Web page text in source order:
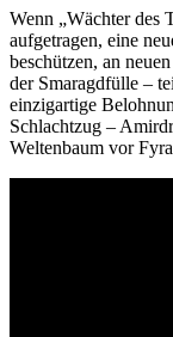
Wenn „Wächter des
aufgetragen, eine
beschützen, an
der Smaragdfülle –
einzigartige
Schlachtzug –
Weltenbaum vor